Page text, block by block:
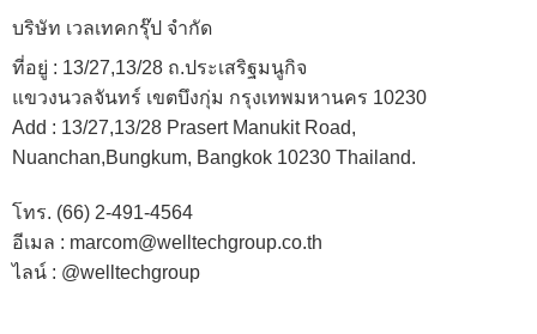
บริษัท เวลเทคกรุ๊ป จำกัด
ที่อยู่ : 13/27,13/28 ถ.ประเสริฐมนูกิจ
แขวงนวลจันทร์ เขตบึงกุ่ม กรุงเทพมหานคร 10230
Add : 13/27,13/28 Prasert Manukit Road,
Nuanchan,Bungkum, Bangkok 10230 Thailand.
โทร. (66) 2-491-4564
อีเมล : marcom@welltechgroup.co.th
ไลน์ : @welltechgroup